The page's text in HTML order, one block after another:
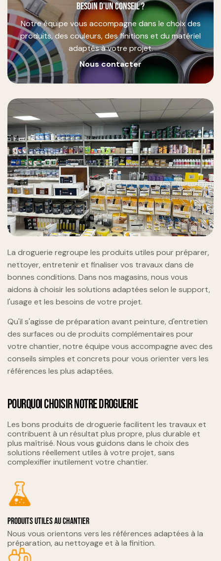
Besoin d'un conseil ?
Notre équipe vous accompagne dans le choix des
produits, des couleurs, des finitions et du matériel
adaptés à votre projet.
Nous contacter
La droguerie regroupe les produits utiles pour préparer,
nettoyer, entretenir et finaliser vos travaux dans de
bonnes conditions. Dans nos magasins, nous vous
aidons à choisir les solutions adaptées selon le support,
l'usage et les besoins de votre projet.
Qu'il s'agisse de préparation avant peinture, d'entretien
des surfaces ou de produits complémentaires pour
votre chantier, notre équipe vous accompagne avec des
conseils simples et concrets pour vous orienter vers les
références les plus adaptées.
POURQUOI CHOISIR NOTRE DROGUERIE
Les bons produits de droguerie facilitent les travaux et
contribuent à un résultat plus propre, plus durable et
plus maîtrisé. Nous vous guidons dans le choix des
solutions réellement utiles à votre projet, sans
complexifier inutilement votre chantier.
Produits utiles au chantier
Nous vous orientons vers les références adaptées à la
préparation, au nettoyage et à la finition.